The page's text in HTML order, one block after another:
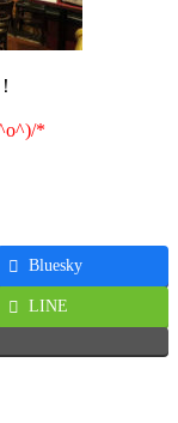
*
Bluesky
LINE